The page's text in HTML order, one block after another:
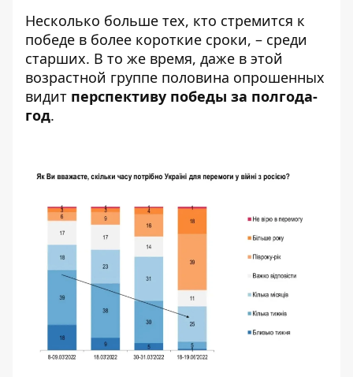
Несколько больше тех, кто стремится к
победе в более короткие сроки, – среди
старших. В то же время, даже в этой
возрастной группе половина опрошенных
видит перспективу победы за полгода-
год.